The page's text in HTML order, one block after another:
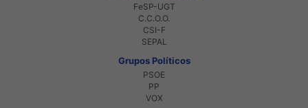
FeSP-UGT
C.C.O.O.
CSI-F
SEPAL
Grupos Políticos
PSOE
PP
VOX